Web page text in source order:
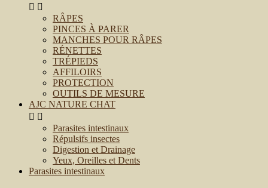
 
RÂPES
PINCES À PARER
MANCHES POUR RÂPES
RÉNETTES
TRÉPIEDS
AFFILOIRS
PROTECTION
OUTILS DE MESURE
AJC NATURE CHAT
 
Parasites intestinaux
Répulsifs insectes
Digestion et Drainage
Yeux, Oreilles et Dents
Parasites intestinaux